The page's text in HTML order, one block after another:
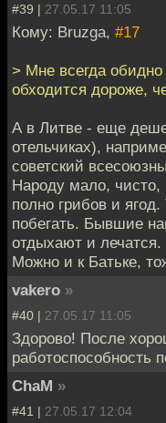
#39 | 27.05.17 11:05
Кому: Bruzga, #17
> Мне всегда
обходится дороже,
А в Литве - еще
отельчиках),
советский
Народу мало,
полно грибов и
побегать. Бывшие
отдыхают и
Можно и к Батьке,
vakero »
#40 | 27.05.17 11:05
Здорово! После
работоспособность
ChaM »
#41 | 27.05.17 12:04